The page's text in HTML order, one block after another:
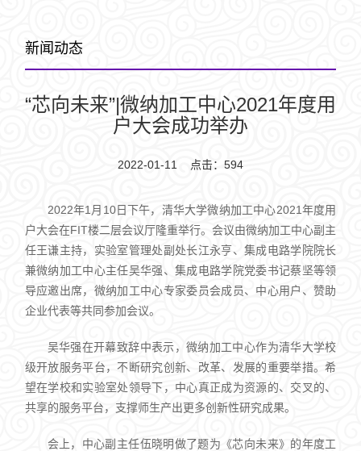
新闻动态
“芯向未来”|微纳加工中心2021年度用
户大会成功举办
2022-01-11 点击： 594
2022年1月10日下午，清华大学微纳加工中心2021年度用
户大会在FIT楼二层会议厅隆重举行。会议由微纳加工中心副主
任王谦主持，实验室管理处副处长江永亨、集成电路学院院长
兼微纳加工中心主任吴华强、集成电路学院党委书记蔡坚等领
导应邀出席，微纳加工中心专家委员会成员、中心用户、赞助
企业代表等共同参加会议。
吴华强在开幕致辞中表示，微纳加工中心作为清华大学校
级开放服务平台，不断研究创新、改革、发展的重要举措。希
望在学校和实验室处领导下，中心真正成为资源的、交叉的、
共享的服务平台，支撑师生产出更多创新性研究成果。
会上，中心副主任伍晓明做了题为《芯向未来》的年度工